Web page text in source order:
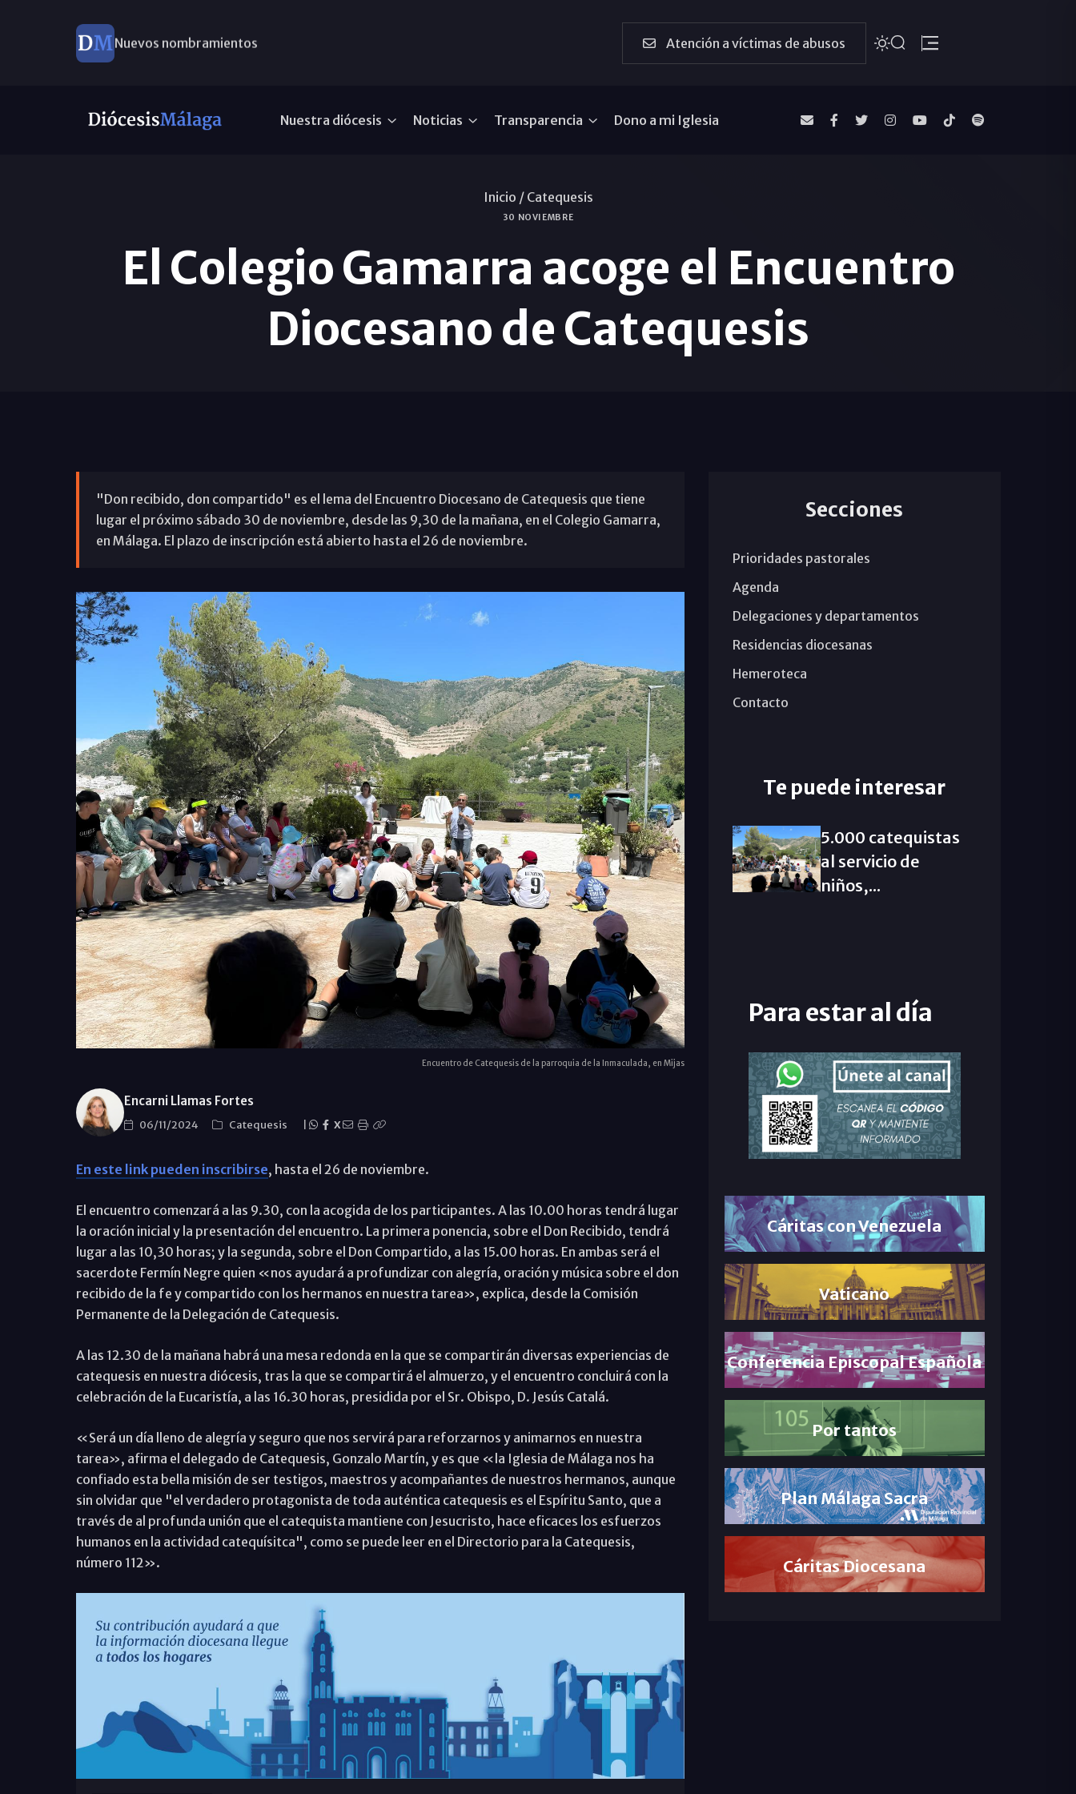
Nuevos nombramientos Atención a víctimas de abusos
Nuestra diócesis Noticias Transparencia Dono a mi Iglesia
Inicio / Catequesis
30 NOVIEMBRE
El Colegio Gamarra acoge el Encuentro
Diocesano de Catequesis
"Don recibido, don compartido" es el lema del Encuentro Diocesano de Catequesis que tiene
lugar el próximo sábado 30 de noviembre, desde las 9,30 de la mañana, en el Colegio Gamarra,
en Málaga. El plazo de inscripción está abierto hasta el 26 de noviembre.
Encuentro de Catequesis de la parroquia de la Inmaculada, en Mijas
Encarni Llamas Fortes
06/11/2024 Catequesis X
En este link pueden inscribirse, hasta el 26 de noviembre.
El encuentro comenzará a las 9.30, con la acogida de los participantes. A las 10.00 horas tendrá lugar
la oración inicial y la presentación del encuentro. La primera ponencia, sobre el Don Recibido, tendrá
lugar a las 10,30 horas; y la segunda, sobre el Don Compartido, a las 15.00 horas. En ambas será el
sacerdote Fermín Negre quien «nos ayudará a profundizar con alegría, oración y música sobre el don
recibido de la fe y compartido con los hermanos en nuestra tarea», explica, desde la Comisión
Permanente de la Delegación de Catequesis.
A las 12.30 de la mañana habrá una mesa redonda en la que se compartirán diversas experiencias de
catequesis en nuestra diócesis, tras la que se compartirá el almuerzo, y el encuentro concluirá con la
celebración de la Eucaristía, a las 16.30 horas, presidida por el Sr. Obispo, D. Jesús Catalá.
«Será un día lleno de alegría y seguro que nos servirá para reforzarnos y animarnos en nuestra
tarea», afirma el delegado de Catequesis, Gonzalo Martín, y es que «la Iglesia de Málaga nos ha
confiado esta bella misión de ser testigos, maestros y acompañantes de nuestros hermanos, aunque
sin olvidar que "el verdadero protagonista de toda auténtica catequesis es el Espíritu Santo, que a
través de al profunda unión que el catequista mantiene con Jesucristo, hace eficaces los esfuerzos
humanos en la actividad catequísitca", como se puede leer en el Directorio para la Catequesis,
número 112».
Secciones
Prioridades pastorales
Agenda
Delegaciones y departamentos
Residencias diocesanas
Hemeroteca
Contacto
Te puede interesar
5.000 catequistas
al servicio de
niños,...
Para estar al día
Cáritas con Venezuela
Vaticano
Conferencia Episcopal Española
Por tantos
Plan Málaga Sacra
Cáritas Diocesana